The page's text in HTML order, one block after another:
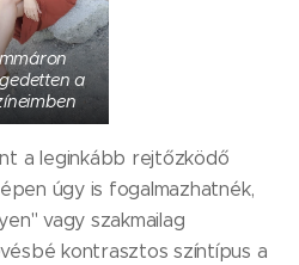
a
a leginkább rejtőzködő
úgy is fogalmazhatnék,
vagy szakmailag
kontrasztos színtípus a